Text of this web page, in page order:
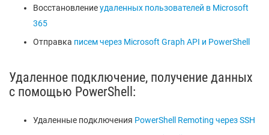
Восстановлениеудаленных пользователей в Microsoft
365
Отправка писем через Microsoft Graph API и PowerShell
Удаленное подключение, получение данных
с помощью PowerShell:
Удаленные подключения PowerShell Remoting через SSH